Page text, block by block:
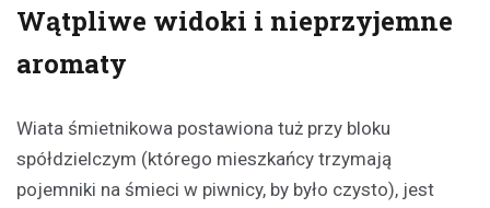
Wątpliwe widoki i nieprzyjemne
aromaty
Wiata śmietnikowa postawiona tuż przy bloku
spółdzielczym (którego mieszkańcy trzymają
pojemniki na śmieci w piwnicy, by było czysto), jest